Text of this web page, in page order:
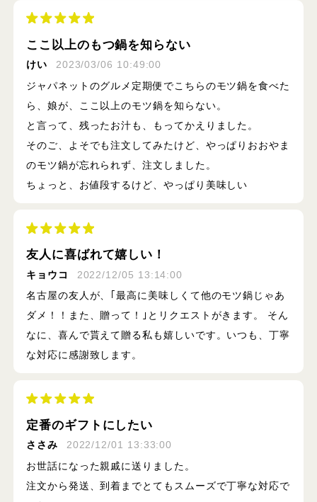
ここ以上のもつ鍋を知らない
けい
2023/03/06 10:49:00
ジャパネットのグルメ定期便でこちらのモツ鍋を食べた
ら、娘が、ここ以上のモツ鍋を知らない。
と言って、残ったお汁も、もってかえりました。
そのご、よそでも注文してみたけど、やっぱりおおやま
のモツ鍋が忘れられず、注文しました。
ちょっと、お値段するけど、やっぱり美味しい
友人に喜ばれて嬉しい！
キョウコ
2022/12/05 13:14:00
名古屋の友人が、｢最高に美味しくて他のモツ鍋じゃあ
ダメ！！また、贈って！｣とリクエストがきます。 そん
なに、喜んで貰えて贈る私も嬉しいです。いつも、丁寧
な対応に感謝致します。
定番のギフトにしたい
ささみ
2022/12/01 13:33:00
お世話になった親戚に送りました。
注文から発送、到着までとてもスムーズで丁寧な対応で